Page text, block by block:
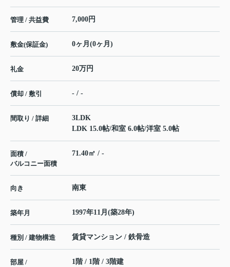
管理 / 共益費 7,000円
敷金(保証金) 0ヶ月(0ヶ月)
礼金 20万円
償却 / 敷引 - / -
間取り / 詳細
3LDK
LDK 15.0帖/和室 6.0帖/洋室 5.0帖
面積 /
バルコニー面積
71.40㎡ / -
向き 南東
築年月 1997年11月(築28年)
種別 / 建物構造 賃貸マンション / 鉄骨造
部屋 /
1階 / 1階 / 3階建